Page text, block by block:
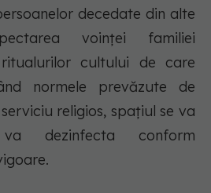
decedate din alte
voinţei familiei
cultului de care
normele prevăzute de
religios, spaţiul se va
dezinfecta conform